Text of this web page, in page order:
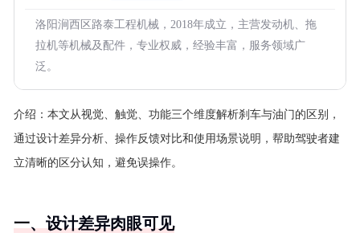
洛阳涧西区路泰工程机械，2018年成立，主营发动机、拖
拉机等机械及配件，专业权威，经验丰富，服务领域广
泛。
介绍： 本文从视觉、触觉、功能三个维度解析刹车与油门的区别，
通过设计差异分析、操作反馈对比和使用场景说明，帮助驾驶者建
立清晰的区分认知，避免误操作。
一、设计差异肉眼可见